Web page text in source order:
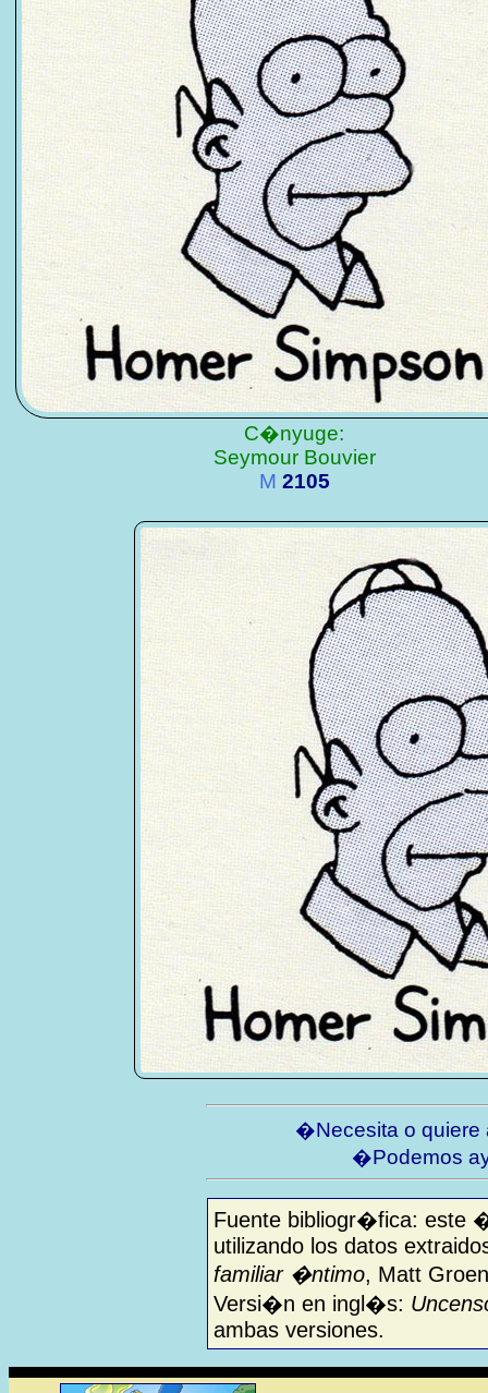
C�nyuge:
Seymour Bouvier
M 2105
�Necesita o
�Podemos
Fuente bibliogr�fica: este
utilizando los datos
familiar �ntimo, Matt
Versi�n en ingl�s:
ambas versiones.